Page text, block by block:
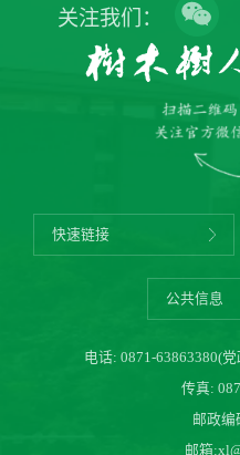
关注我们：
快速链接
公共信息
电话: 0871-63863380(党
传真:
邮政编
邮箱: